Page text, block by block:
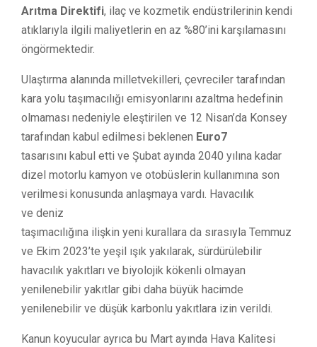
Arıtma Direktifi, ilaç ve kozmetik endüstrilerinin kendi
atıklarıyla ilgili maliyetlerin en az %80’ini karşılamasını
öngörmektedir.
Ulaştırma alanında milletvekilleri, çevreciler tarafından
kara yolu taşımacılığı emisyonlarını azaltma hedefinin
olmaması nedeniyle eleştirilen ve 12 Nisan’da Konsey
tarafından kabul edilmesi beklenen Euro7
tasarısını kabul etti ve Şubat ayında 2040 yılına kadar
dizel motorlu kamyon ve otobüslerin kullanımına son
verilmesi konusunda anlaşmaya vardı. Havacılık
ve deniz
taşımacılığına ilişkin yeni kurallara da sırasıyla Temmuz
ve Ekim 2023’te yeşil ışık yakılarak, sürdürülebilir
havacılık yakıtları ve biyolojik kökenli olmayan
yenilenebilir yakıtlar gibi daha büyük hacimde
yenilenebilir ve düşük karbonlu yakıtlara izin verildi.
Kanun koyucular ayrıca bu Mart ayında Hava Kalitesi